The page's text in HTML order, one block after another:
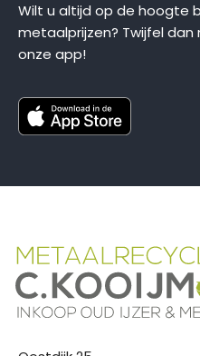
Wilt u altijd op de hoogte
metaalprijzen? Twijfel
onze app!